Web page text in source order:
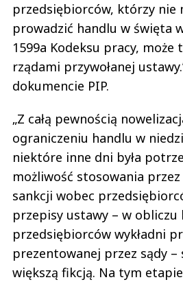
przedsiębiorców, którzy nie
prowadzić handlu w święta
1599a Kodeksu pracy,
rządami przywołanej
dokumencie PIP.
„Z całą pewnością
ograniczeniu handlu w
niektóre inne dni była
możliwość stosowania
sankcji wobec
przepisy ustawy – w obliczu
przedsiębiorców wykładni
prezentowanej przez sądy –
większą fikcją. Na tym